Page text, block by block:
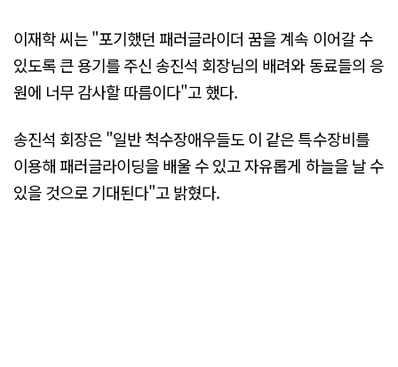
이재학 씨는 "포기했던 패러글라이더 꿈을 계속 이어갈 수
있도록 큰 용기를 주신 송진석 회장님의 배려와 동료들의 응
원에 너무 감사할 따름이다"고 했다.
송진석 회장은 "일반 척수장애우들도 이 같은 특수장비를
이용해 패러글라이딩을 배울 수 있고 자유롭게 하늘을 날 수
있을 것으로 기대된다"고 밝혔다.